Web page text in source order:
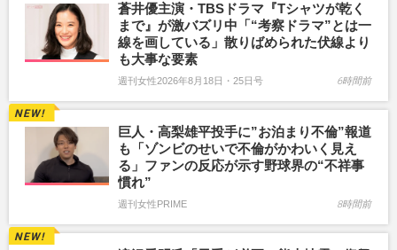
蒼井優主演・TBSドラマ『Tシャツが乾く
まで』が激バズリ中「“考察ドラマ”とは一
線を画している」散りばめられた伏線より
も大事な要素
週刊女性2026年8月18日・25日号 6時間前
巨人・高梨雄平投手に”お泊まり不倫”報道
も「ゾンビのせいで不倫がかわいく見え
る」ファンの反応が示す野球界の“不祥事
慣れ”
週刊女性PRIME 8時間前